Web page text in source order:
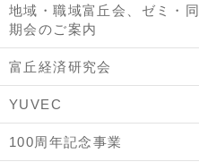
地域・職域富丘会、ゼミ・同
期会のご案内
富丘経済研究会
YUVEC
100周年記念事業